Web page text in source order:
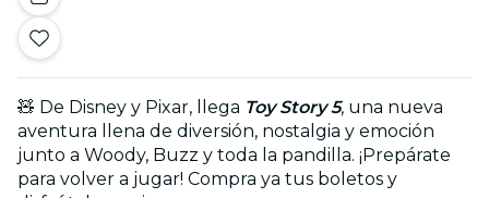
🧸 De Disney y Pixar, llega Toy Story 5, una nueva
aventura llena de diversión, nostalgia y emoción
junto a Woody, Buzz y toda la pandilla. ¡Prepárate
para volver a jugar! Compra ya tus boletos y